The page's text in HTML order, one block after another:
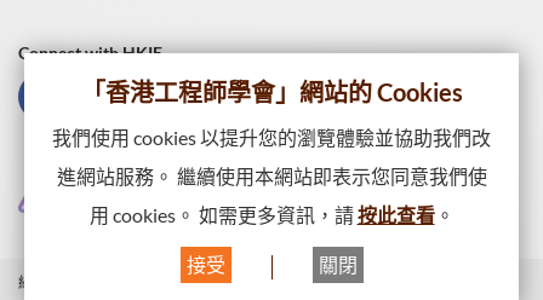
Connect with HKIE
網站一覽
網頁出版政策
「香港工程師學會」網站的 Cookies
我們使用 cookies 以提升您的瀏覽體驗並協助我們改
進網站服務。 繼續使用本網站即表示您同意我們使
用 cookies。 如需更多資訊，請按此查看。
接受 關閉